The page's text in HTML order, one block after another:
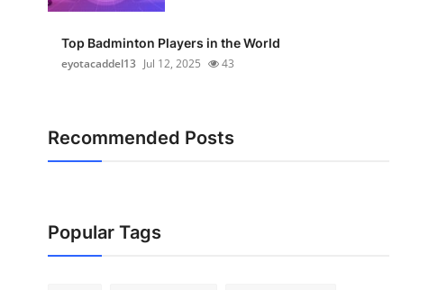
Top Badminton Players in the World
eyotacaddel13 Jul 12, 2025 43
Recommended Posts
Popular Tags